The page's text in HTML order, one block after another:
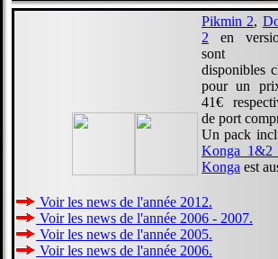
Pikmin 2,
2 en
sont
disponibles
pour un
41€
de port
Un pack
Konga 1&2
Konga est
Voir les news de l'année 2012.
Voir les news de l'année 2006 - 2007.
Voir les news de l'année 2005.
Voir les news de l'année 2006.